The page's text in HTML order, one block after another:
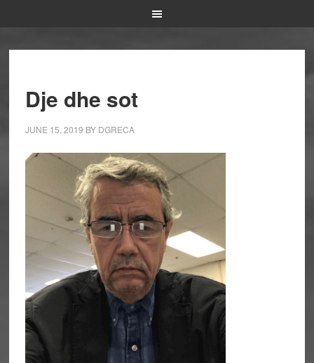
Dje dhe sot
JUNE 15, 2019 BY DGRECA